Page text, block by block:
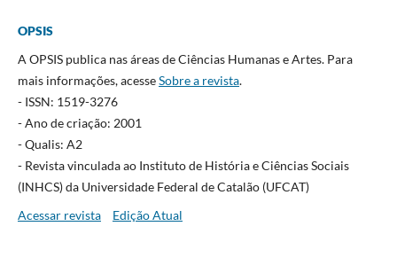
OPSIS
A OPSIS publica nas áreas de Ciências Humanas e Artes. Para
mais informações, acesseSobre a revista.
- ISSN: 1519-3276
- Ano de criação: 2001
- Qualis: A2
- Revista vinculada ao Instituto de História e Ciências Sociais
(INHCS) da Universidade Federal de Catalão (UFCAT)
Acessar revista
Edição Atual